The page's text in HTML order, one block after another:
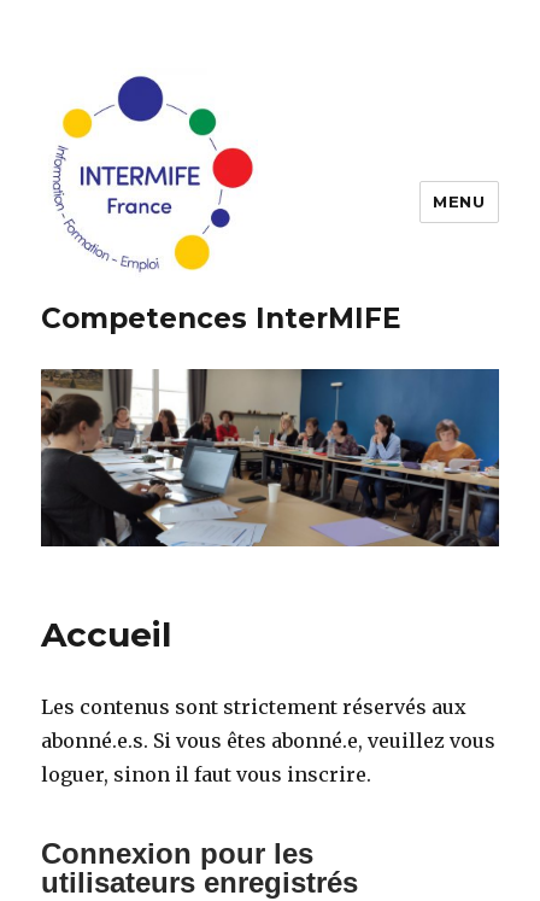
Competences InterMIFE
MENU
Accueil
Les contenus sont strictement réservés aux
abonné.e.s. Si vous êtes abonné.e, veuillez vous
loguer, sinon il faut vous inscrire.
Connexion pour les
utilisateurs enregistrés